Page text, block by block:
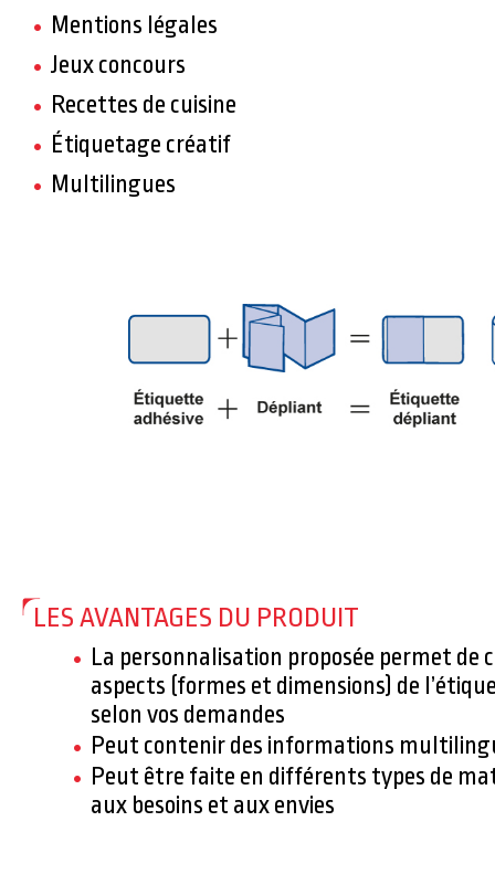
Mentions légales
Jeux concours
Recettes de cuisine
Étiquetage créatif
Multilingues
LES AVANTAGES DU PRODUIT
La personnalisation proposée permet de
aspects (formes et dimensions) de
selon vos demandes
Peut contenir des informations
Peut être faite en différents types de
aux besoins et aux envies